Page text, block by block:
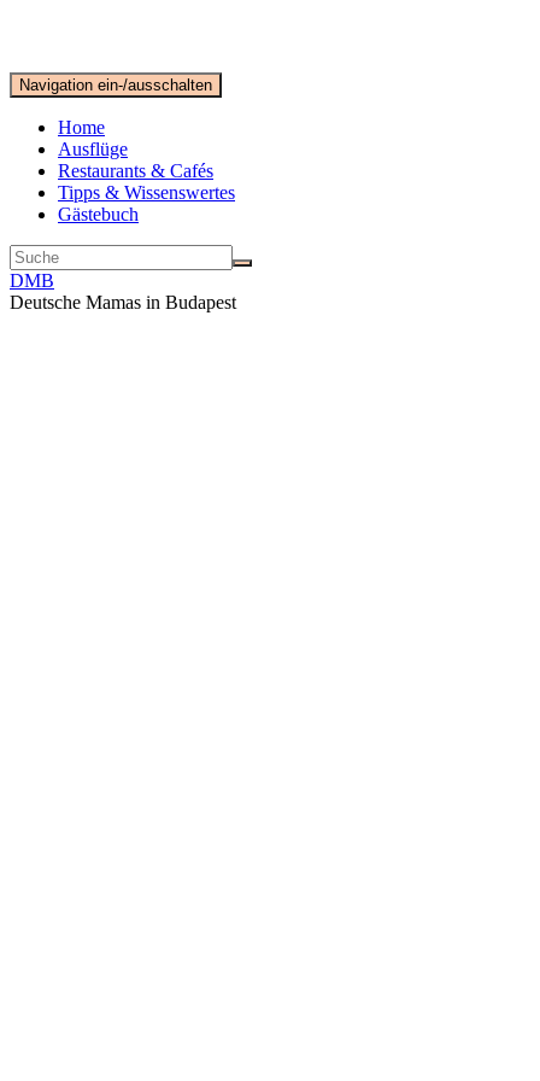
Navigation ein-/ausschalten
Home
Ausflüge
Restaurants & Cafés
Tipps & Wissenswertes
Gästebuch
DMB
Deutsche Mamas in Budapest